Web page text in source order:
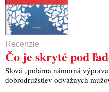
Recenzie
Čo je skryté pod
Slová „polárna námorná
dobrodružstiev odvážnych